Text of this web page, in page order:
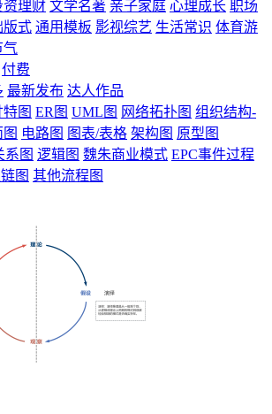
资理财 文学名著 亲子家庭 心理成长 职场
版式 通用模板 影视综艺 生活常识 体育游
气
付费
最新发布 达人作品
特图 ER图 UML图 网络拓扑图 组织结构-
电路图 图表/表格 架构图 原型图
系图 逻辑图 魏朱商业模式 EPC事件过程
图 其他流程图